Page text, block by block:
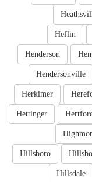
Heflin
Henderson
Hendersonville
Herkimer
Hettinger
Hillsboro
Hillsdale